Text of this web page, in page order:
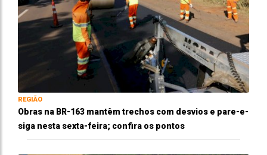
REGIÃO
Obras na BR-163 mantêm trechos com desvios e pare-e-
siga nesta sexta-feira; confira os pontos